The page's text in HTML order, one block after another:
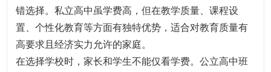
错选择。私立高中虽学费高，但在教学质量、课程设
置、个性化教育等方面有独特优势，适合对教育质量有
高要求且经济实力允许的家庭。​
在选择学校时，家长和学生不能仅看学费。公立高中班